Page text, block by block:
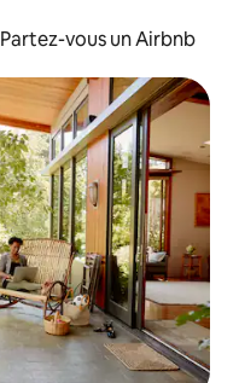
Partez-vous un Airbnb